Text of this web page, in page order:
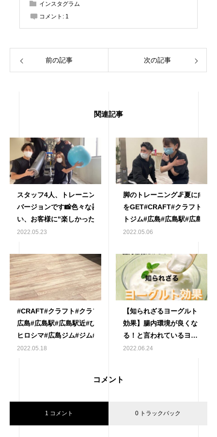
インスタグラム
コメント: 1
前の記事 次の記事
関連記事
スタッフ4人、トレーニングルーム
バージョンです📸色々な器具を使
い、お客様に"楽しかった"と言って
もらえるようにトレーナー一同精進
グも行なっておりますので、是非遊
びに来てください#CRAFT#クラフ
ト#クラフトジム#広島#広島駅#広
島駅近#ひろしま#ヒロシマ#広島ジ
ナルジム#マンツーマン#完全個室#
プロテイン#低糖質#ダイエット
#diet#筋トレ#トレーニング#ボデ
ィメイク#くびれ#足痩せ#腹筋#フ
#like4likes#like4follow#followme
2022.05.23
脚のトレーニング🦵夏に向け
をGET#CRAFT#クラフト#ク
トジム#広島#広島駅#広島駅
ろしま#ヒロシマ#広島ジム#
#マンツーマン#完全個室#プ
ン#低糖質#ダイエット#diet#
レ#トレーニング#ボディメイ
びれ#足痩せ#腹筋#フォロー
2022.05.06
#CRAFT#クラフト#クラフトジム#
広島#広島駅#広島駅近#ひろしま#
ヒロシマ#広島ジム#ジム#gym#パ
ーソナル#パーソナルジム#マンツ
ーニング#ボディメイク#くびれ#足
2022.05.18
【知られざるヨーグルト
効果】腸内環境が良くな
る！と言われているヨー
グルト🕺実は他にも嬉し
2022.06.24
コメント
1 コメント 0 トラックバック